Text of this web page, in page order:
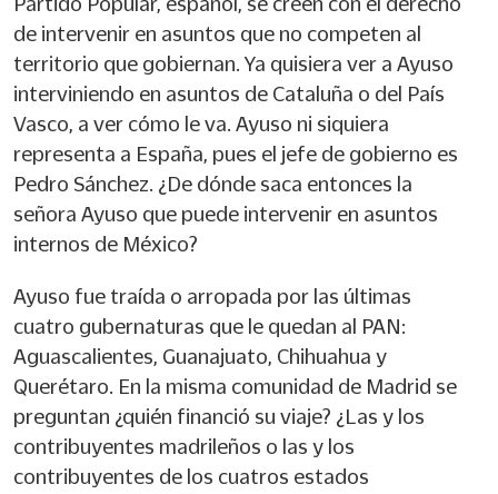
de intervenir en asuntos que no competen al
territorio que gobiernan. Ya quisiera ver a Ayuso
interviniendo en asuntos de Cataluña o del País
Vasco, a ver cómo le va. Ayuso ni siquiera
representa a España, pues el jefe de gobierno es
Pedro Sánchez. ¿De dónde saca entonces la
señora Ayuso que puede intervenir en asuntos
internos de México?
Ayuso fue traída o arropada por las últimas
cuatro gubernaturas que le quedan al PAN:
Aguascalientes, Guanajuato, Chihuahua y
Querétaro. En la misma comunidad de Madrid se
preguntan ¿quién financió su viaje? ¿Las y los
contribuyentes madrileños o las y los
contribuyentes de los cuatros estados